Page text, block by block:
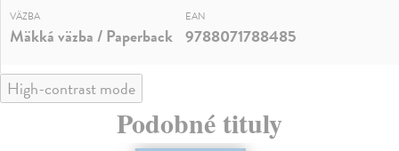
VÄZBA
Mäkká väzba / Paperback
EAN
9788071788485
High-contrast mode
Podobné tituly